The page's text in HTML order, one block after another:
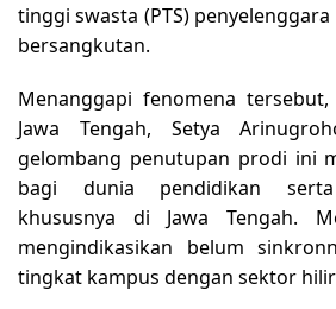
tinggi swasta (PTS)
bersangkutan.
Menanggapi fenomena
Jawa Tengah, Setya
gelombang penutupan prodi ini
bagi dunia pendidikan serta
khususnya di Jawa Tengah.
mengindikasikan belum
tingkat kampus dengan sektor